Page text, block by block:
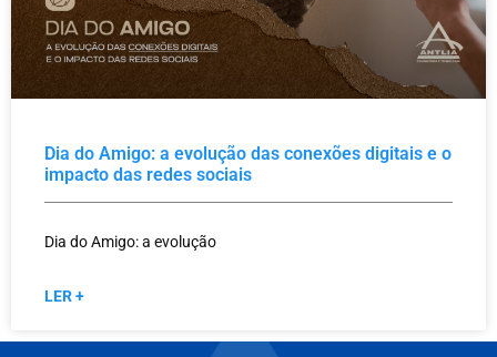
Dia do Amigo: a evolução das conexões digitais e o
impacto das redes sociais
Dia do Amigo: a evolução
LER +